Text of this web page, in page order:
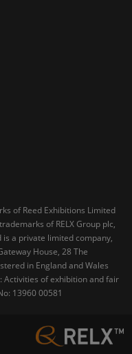
of Reed Exhibitions Limited
of RELX Group plc,
is a private limited company,
House, 28 The
in England and Wales
Activities of exhibition and fair
13960 00581